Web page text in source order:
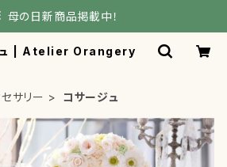
母の日新商品掲載中！
ュ | Atelier Orangery
サリー コサージュ